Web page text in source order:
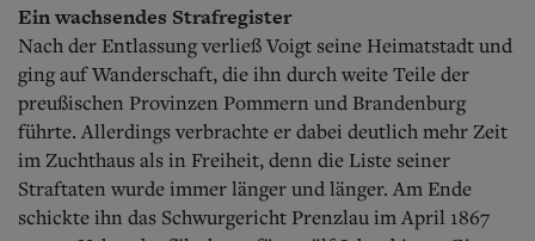
Ein wachsendes Strafregister
Nach der Entlassung verließ Voigt seine Heimatstadt und
ging auf Wanderschaft, die ihn durch weite Teile der
preußischen Provinzen Pommern und Brandenburg
führte. Allerdings verbrachte er dabei deutlich mehr Zeit
im Zuchthaus als in Freiheit, denn die Liste seiner
Straftaten wurde immer länger und länger. Am Ende
schickte ihn das Schwurgericht Prenzlau im April 1867